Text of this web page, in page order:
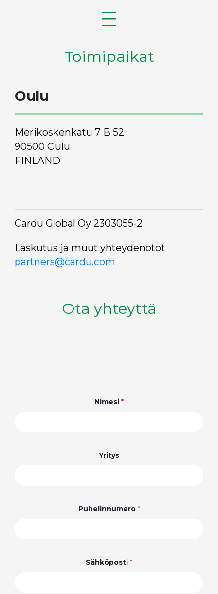
Toimipaikat
Oulu
Merikoskenkatu 7 B 52
90500 Oulu
FINLAND
Cardu Global Oy 2303055-2
Laskutus ja muut yhteydenotot
partners@cardu.com
Ota yhteyttä
Nimesi *
Yritys
Puhelinnumero *
Sähköposti *